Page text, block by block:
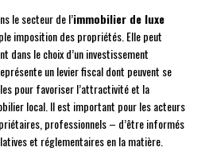
le secteur de l’immobilier de luxe
imposition des propriétés. Elle peut
le choix d’un investissement
un levier fiscal dont peuvent se
pour favoriser l’attractivité et la
local. Il est important pour les acteurs
professionnels – d’être informés
et réglementaires en la matière.